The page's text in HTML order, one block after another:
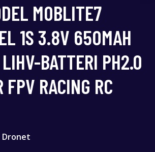
MOBLITE7
1S 3.8V 650MAH
BATTERI PH2.0
FPV RACING RC
Dronet